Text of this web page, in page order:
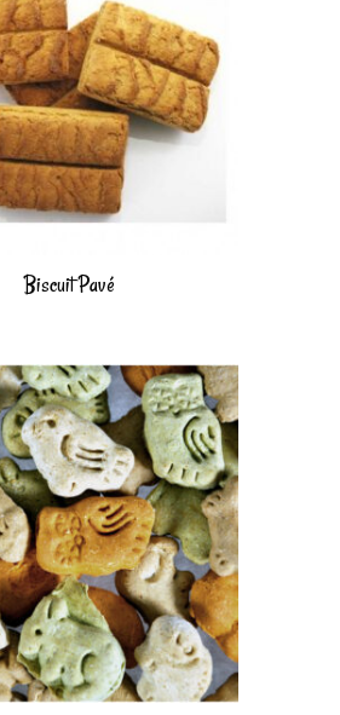
Biscuit Pavé